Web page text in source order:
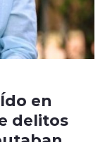
en
delitos